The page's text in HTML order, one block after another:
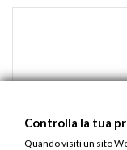
Controlla la tua
Quando visiti un sito